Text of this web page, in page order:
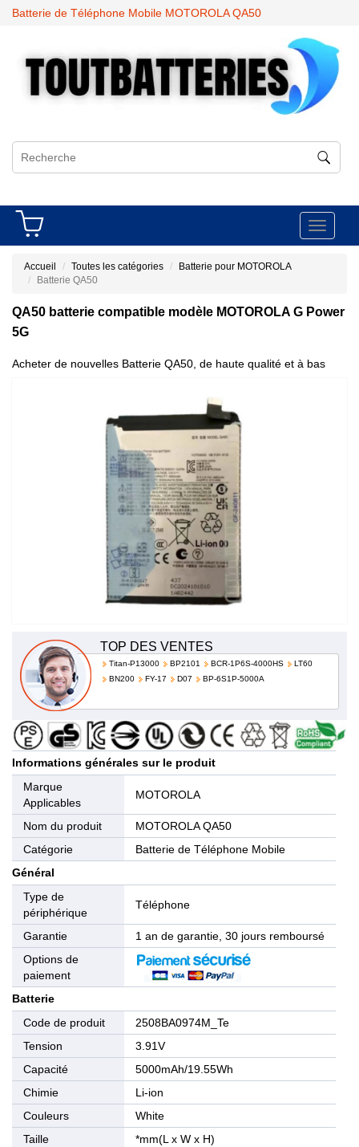
Batterie de Téléphone Mobile MOTOROLA QA50
Toggle
Accueil Toutes les catégories
Batterie pour MOTOROLA
Batterie QA50
QA50 batterie compatible modèle MOTOROLA G Power
5G
Acheter de nouvelles Batterie QA50, de haute qualité et à bas
TOP DES VENTES
Titan-P13000 BP2101 BCR-1P6S-4000HS
LT60
BN200
FY-17 D07 BP-6S1P-5000A
Informations générales sur le produit
Marque
Applicables
MOTOROLA
Nom du produit
MOTOROLA QA50
Catégorie
Batterie de Téléphone Mobile
Général
Type de
périphérique
Téléphone
Garantie
1 an de garantie, 30 jours remboursé
Options de
paiement
Batterie
Code de produit
2508BA0974M_Te
Tension
3.91V
Capacité
5000mAh/19.55Wh
Chimie
Li-ion
Couleurs
White
Taille
*mm(L x W x H)